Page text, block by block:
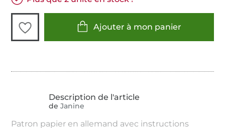
Ajouter à mon panier
de Janine
Patron papier en allemand avec instructions